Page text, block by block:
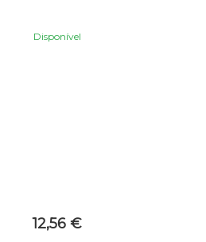
Disponível
12,56 €